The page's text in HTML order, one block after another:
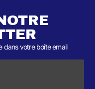
dans votre boîte email